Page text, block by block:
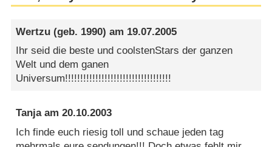
Wertzu (geb. 1990) am 19.07.2005
Ihr seid die beste und coolstenStars der ganzen
Welt und dem ganen
Universum!!!!!!!!!!!!!!!!!!!!!!!!!!!!!!!!!!!
Tanjaam20.10.2003
Ich finde euch riesig toll und schaue jeden tag